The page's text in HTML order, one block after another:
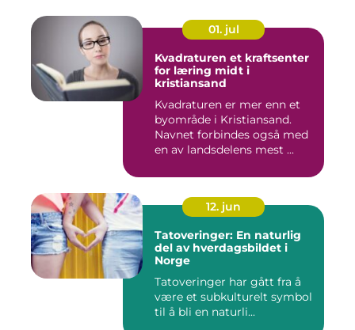
01. jul
Kvadraturen et kraftsenter
for læring midt i
kristiansand
Kvadraturen er mer enn et
byområde i Kristiansand.
Navnet forbindes også med
en av landsdelens mest ...
12. jun
Tatoveringer: En naturlig
del av hverdagsbildet i
Norge
Tatoveringer har gått fra å
være et subkulturelt symbol
til å bli en naturli...